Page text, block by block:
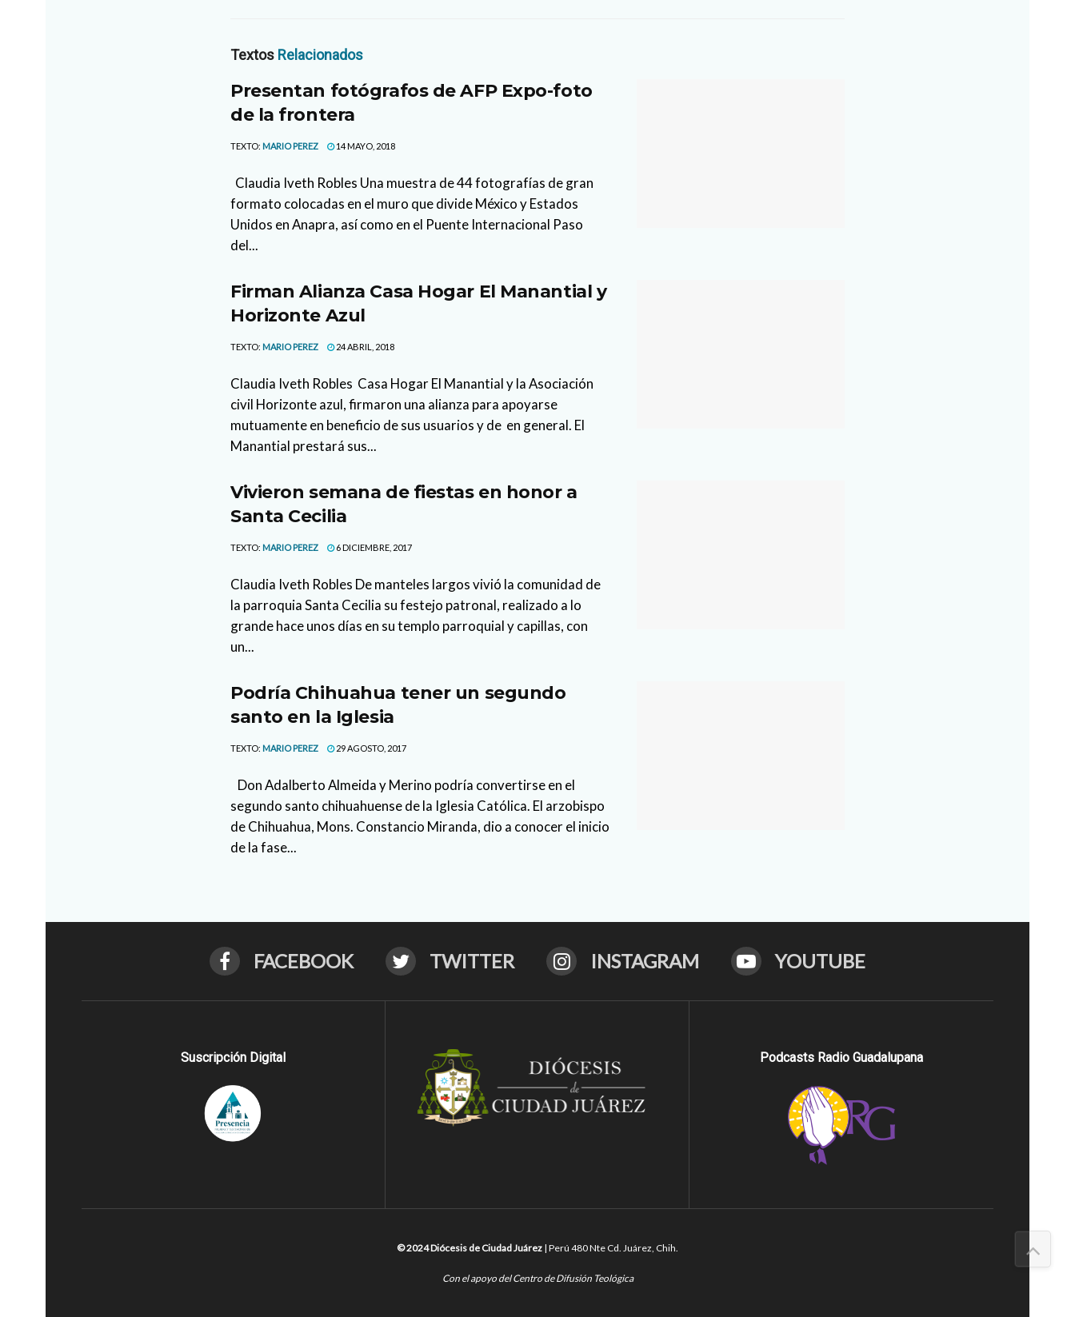
Textos Relacionados
Presentan fotógrafos de AFP Expo-foto
de la frontera
TEXTO: MARIO PEREZ 14 MAYO, 2018
Claudia Iveth Robles Una muestra de 44 fotografías de gran
formato colocadas en el muro que divide México y Estados
Unidos en Anapra, así como en el Puente Internacional Paso
del...
Firman Alianza Casa Hogar El Manantial y
Horizonte Azul
TEXTO: MARIO PEREZ 24 ABRIL, 2018
Claudia Iveth Robles Casa Hogar El Manantial y la Asociación
civil Horizonte azul, firmaron una alianza para apoyarse
mutuamente en beneficio de sus usuarios y de en general. El
Manantial prestará sus...
Vivieron semana de fiestas en honor a
Santa Cecilia
TEXTO: MARIO PEREZ 6 DICIEMBRE, 2017
Claudia Iveth Robles De manteles largos vivió la comunidad de
la parroquia Santa Cecilia su festejo patronal, realizado a lo
grande hace unos días en su templo parroquial y capillas, con
un...
Podría Chihuahua tener un segundo
santo en la Iglesia
TEXTO: MARIO PEREZ 29 AGOSTO, 2017
Don Adalberto Almeida y Merino podría convertirse en el
segundo santo chihuahuense de la Iglesia Católica. El arzobispo
de Chihuahua, Mons. Constancio Miranda, dio a conocer el inicio
de la fase...
FACEBOOK TWITTER INSTAGRAM YOUTUBE
Suscripción Digital Podcasts Radio Guadalupana
© 2024 Diócesis de Ciudad Juárez | Perú 480 Nte Cd. Juárez, Chih.
Con el apoyo del Centro de Difusión Teológica